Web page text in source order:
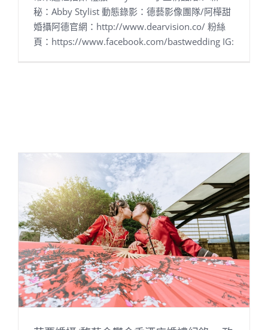
秘：Abby Stylist 動態錄影：德藝影像團隊/阿樺甜
婚攝阿德官網：http://www.dearvision.co/ 粉絲
頁：https://www.facebook.com/bastwedding IG: